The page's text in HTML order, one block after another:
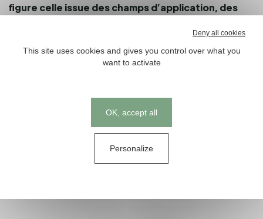
figure celle issue des champs d’application, des
Pour décrypter cela, l’équipe Actif’s Mag/Connect a
Parcours ingrédients
Parcours galéniques
Cookies management panel
This site uses cookies and gives you control over what you
want to activate
OK, accept all
Deny all cookies
Personalize